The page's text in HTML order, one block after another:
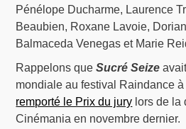
Pénélope Ducharme, Laurence
Beaubien, Roxane Lavoie,
Balmaceda Venegas et Marie
Rappelons queSucré Seize
mondiale au festival Raindance
remporté le Prix du jury lors de la
Cinémania en novembre dernier.